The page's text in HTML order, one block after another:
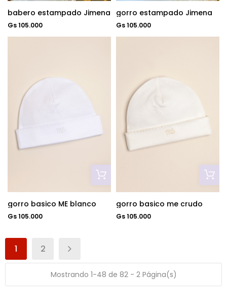
babero estampado Jimena
Gs 105.000
gorro estampado Jimena
Gs 105.000
gorro basico ME blanco
Gs 105.000
gorro basico me crudo
Gs 105.000
1 2
Mostrando 1-48 de 82 - 2 Página(s)